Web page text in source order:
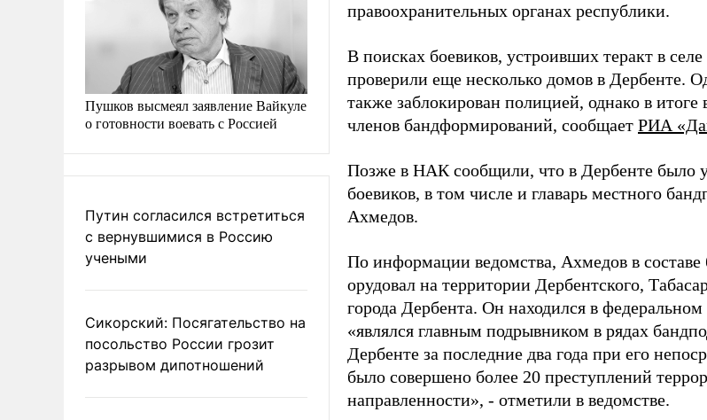
Пушков высмеял заявление Вайкуле
о готовности воевать с Россией
Путин согласился встретиться
с вернувшимися в Россию
учеными
Сикорский: Посягательство на
посольство России грозит
разрывом дипотношений
правоохранительных органах республики.
В поисках боевиков, устроивших теракт в
проверили еще несколько домов в Дербенте.
также заблокирован полицией, однако в итоге
членов бандформирований, сообщает РИА
Позже в НАК сообщили, что в Дербенте было
боевиков, в том числе и главарь местного
Ахмедов.
По информации ведомства, Ахмедов в
орудовал на территории Дербентского,
города Дербента. Он находился в федеральном
«являлся главным подрывником в рядах
Дербенте за последние два года при его
было совершено более 20 преступлений
направленности», - отметили в ведомстве.